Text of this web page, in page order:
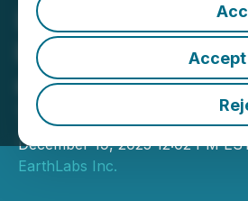
Le quatrième
la Grande
canadienne est
Terre-Neuve
December 19, 2025 12:02 PM
EarthLabs Inc.